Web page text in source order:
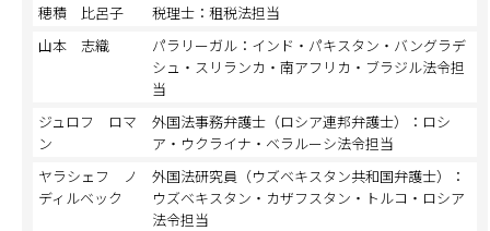
穂積 比呂子
税理士：租税法担当
山本 志織
パラリーガル：インド・パキスタン・バングラデ
シュ・スリランカ・南アフリカ・ブラジル法令担
当
ジュロフ ロマ
ン
外国法事務弁護士（ロシア連邦弁護士）：ロシ
ア・ウクライナ・ベラルーシ法令担当
ヤラシェフ ノ
ディルベック
外国法研究員（ウズベキスタン共和国弁護士）：
ウズベキスタン・カザフスタン・トルコ・ロシア
法令担当